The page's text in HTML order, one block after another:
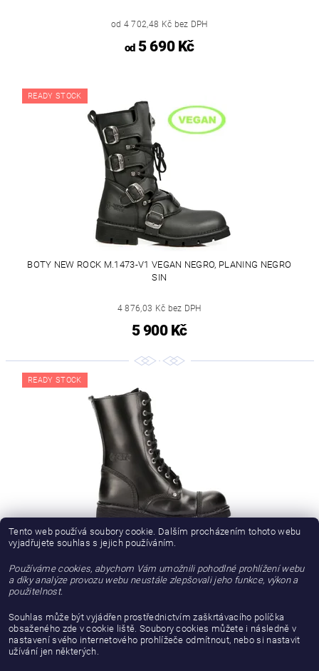
od 4 702,48 Kč bez DPH
od5 690 Kč
READY STOCK
BOTY NEW ROCK M.1473-V1 VEGAN NEGRO, PLANING NEGRO
SIN
4 876,03 Kč bez DPH
5 900 Kč
READY STOCK
BOTY NEW ROCK M.NEWMILI10-S1 TIMBER NEGRO PLANING
od5 190 Kč
Tento web používá soubory cookie. Dalším procházením tohoto webu
vyjadřujete souhlas s jejich používáním.
Používáme cookies, abychom Vám umožnili pohodlné prohlížení webu
a díky analýze provozu webu neustále zlepšovali jeho funkce, výkon a
použitelnost.
Souhlas může být vyjádřen prostřednictvím zaškrtávacího políčka
obsaženého zde v cookie liště. Soubory cookies můžete i následně v
nastavení svého internetového prohlížeče odmítnout, nebo si nastavit
užívání jen některých.